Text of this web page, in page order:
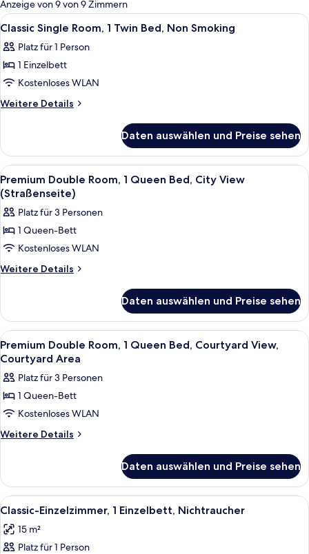
Zimmer
Anzeige von 9 von 9 Zimmern
Alle
Fotos
für
Classic
Single
Room,
Bed,
Non
Smoking
anzeigen
Ein Badezimmer mit Duschkabine
2
Classic Single Room, 1 Twin Bed, Non Smoking
Platz für 1 Person
1 Einzelbett
Kostenloses WLAN
Weitere Details
Weitere
Single
Room,
1
Twin
Bed,
Non
Smoking
Daten auswählen und Preise sehen
Alle
Fotos
für
Premium
Double
Room,
1
City
View
(Straßenseite)
anzeigen
Ein Hotelzimmer mit zwei Betten,
2
Premium Double Room, 1 Queen Bed, City View
(Straßenseite)
Platz für 3 Personen
1 Queen-Bett
Kostenloses WLAN
Weitere Details
Weitere
Double
Room,
1
Queen
City
View
Daten auswählen und Preise sehen
Alle
Fotos
für
Premium
Double
Room,
1
Courtyard
View,
Courtyard
Area
anzeigen
Ein Hotelzimmer mit zwei Betten,
6
Premium Double Room, 1 Queen Bed, Courtyard View,
Courtyard Area
Platz für 3 Personen
1 Queen-Bett
Kostenloses WLAN
Weitere Details
Weitere
Double
Room,
1
Bed,
Courtyard
Daten auswählen und Preise sehen
Alle
Fotos
für
Classic-
Classic-Einzelzimmer, 1 Einzelbett,
5
Classic-Einzelzimmer, 1 Einzelbett, Nichtraucher
15 m²
Platz für 1 Person